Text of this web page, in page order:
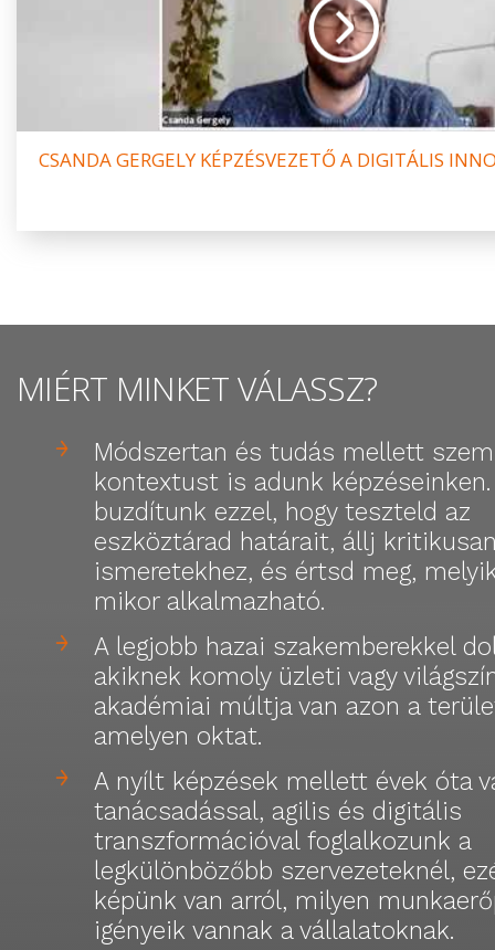
CSANDA GERGELY KÉPZÉSVEZETŐ A DIGITÁLIS
MIÉRT MINKET VÁLASSZ?
Módszertan és tudás mellett
kontextust is adunk képzéseinken.
buzdítunk ezzel, hogy teszteld az
eszköztárad határait, állj
ismeretekhez, és értsd meg,
mikor alkalmazható.
A legjobb hazai szakemberekkel
akiknek komoly üzleti vagy
akadémiai múltja van azon a
amelyen oktat.
A nyílt képzések mellett évek óta
tanácsadással, agilis és digitális
transzformációval foglalkozunk a
legkülönbözőbb szervezeteknél,
képünk van arról, milyen
igényeik vannak a vállalatoknak.